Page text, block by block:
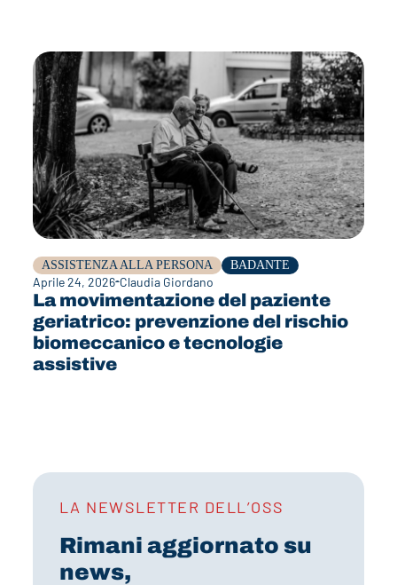
ASSISTENZA ALLA PERSONA BADANTE
Aprile 24, 2026 Claudia Giordano
La movimentazione del paziente
geriatrico: prevenzione del rischio
biomeccanico e tecnologie
assistive
LA NEWSLETTER DELL’OSS
Rimani aggiornato su
news,